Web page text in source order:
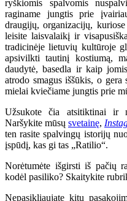
ryškiomis spalvomis
raginame jungtis prie
draugijų, organizacijų,
leisite laisvalaikį ir
tradicinėje lietuvių kultūroje
apsivilkti tautinį kostiumą,
daudytė, basedla ir kaip
atrodo smagus iššūkis, o gera
mielai kviečiame jungtis prie
Užsukote čia atsitiktinai ir
Naršykite mūsų svetainę,
ten rasite spalvingų istorijų
įspūdį, kas gi tas „Ratilio“.
Norėtumėte išgirsti iš pačių
kodėl pasiliko? Skaitykite
Nepasikliaujate kitų